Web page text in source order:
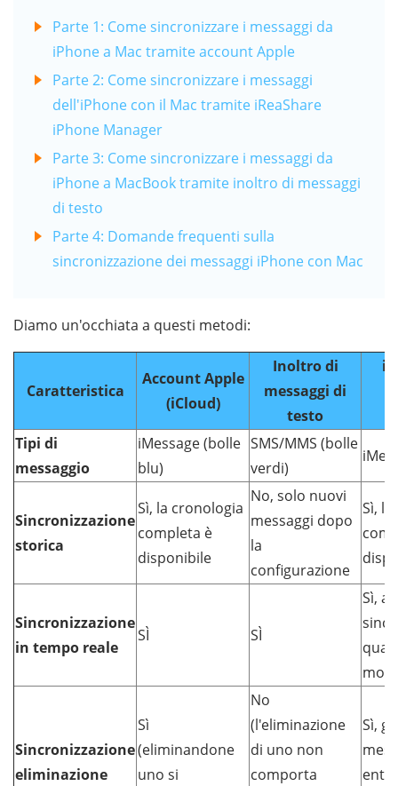
Parte 1: Come sincronizzare i messaggi da
iPhone a Mac tramite account Apple
Parte 2: Come sincronizzare i messaggi
dell'iPhone con il Mac tramite iReaShare
iPhone Manager
Parte 3: Come sincronizzare i messaggi da
iPhone a MacBook tramite inoltro di messaggi
di testo
Parte 4: Domande frequenti sulla
sincronizzazione dei messaggi iPhone con Mac
Diamo un'occhiata a questi metodi:
Caratteristica
Account Apple
(iCloud)
Inoltro di
messaggi di
testo
Tipi di
messaggio
iMessage (bolle
blu)
SMS/MMS (bolle
verdi)
Sincronizzazione
storica
Sì, la cronologia
completa è
disponibile
No, solo nuovi
messaggi dopo
la
configurazione
Sì,
Sincronizzazione
in tempo reale
SÌ SÌ
Sì,
Sincronizzazione
eliminazione
Sì
(eliminandone
uno si
No
(l'eliminazione
di uno non
comporta
Sì,